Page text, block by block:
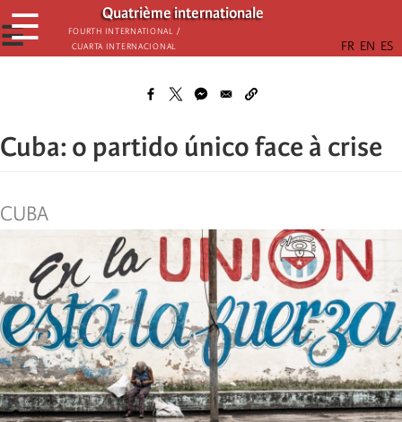
Passar
para
o
Quatrième internationale
Fourth International /
Cuarta Internacional
☰
☰
Cuba: o partido único face à crise
CUBA